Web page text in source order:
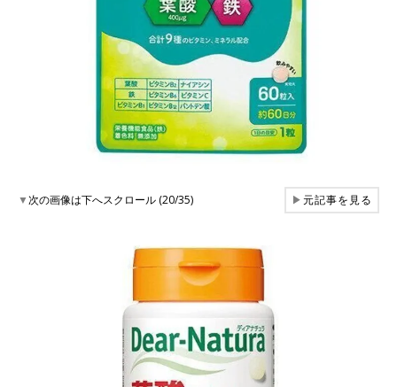
▼次の画像は下へスクロール (20/35) ▶元記事を見る